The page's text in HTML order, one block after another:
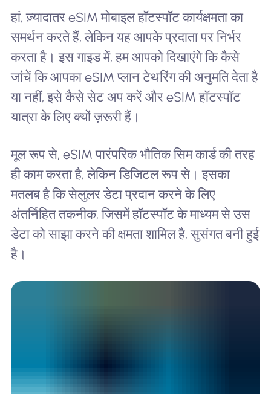
हां, ज़्यादातर eSIM मोबाइल हॉटस्पॉट कार्यक्षमता का
समर्थन करते हैं, लेकिन यह आपके प्रदाता पर निर्भर
करता है। इस गाइड में, हम आपको दिखाएंगे कि कैसे
जांचें कि आपका eSIM प्लान टेथरिंग की अनुमति देता है
या नहीं, इसे कैसे सेट अप करें और eSIM हॉटस्पॉट
यात्रा के लिए क्यों ज़रूरी हैं।
मूल रूप से, eSIM पारंपरिक भौतिक सिम कार्ड की तरह
ही काम करता है, लेकिन डिजिटल रूप से। इसका
मतलब है कि सेलुलर डेटा प्रदान करने के लिए
अंतर्निहित तकनीक, जिसमें हॉटस्पॉट के माध्यम से उस
डेटा को साझा करने की क्षमता शामिल है, सुसंगत बनी हुई
है।